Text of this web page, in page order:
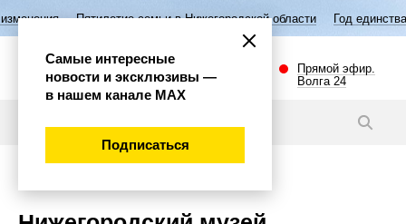
семьи в Нижегородской области Год единства народов России
Прямой эфир.
Волга 24
Самые интересные
новости и эксклюзивы —
в нашем канале МАХ
Подписаться